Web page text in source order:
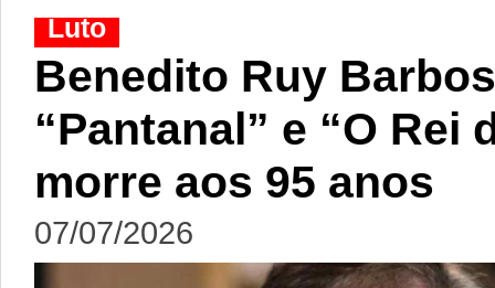
Luto
Benedito Ruy
“Pantanal” e “O Rei
morre aos 95 anos
07/07/2026